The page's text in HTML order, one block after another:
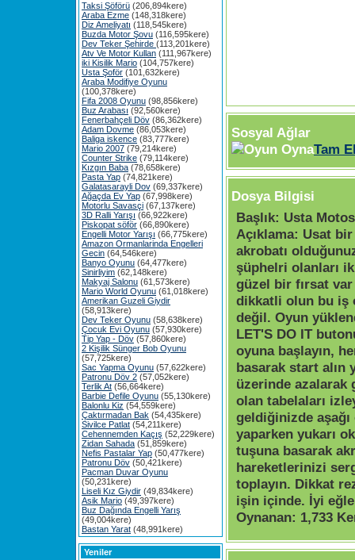
Taksi Şöförü (206,894kere)
Araba Ezme (148,318kere)
Diz Ameliyatı (118,545kere)
Buzda Motor Şovu (116,595kere)
Dev Teker Şehirde (113,201kere)
Atv Ve Motor Kullan (111,967kere)
iki Kisilik Mario (104,757kere)
Usta Şoför (101,632kere)
Araba Modifiye Oyunu
(100,378kere)
Fifa 2008 Oyunu (98,856kere)
Buz Arabası (92,560kere)
Fenerbahçeli Döv (86,362kere)
Adam Dovme (86,053kere)
Baliga iskence (83,777kere)
Mario 2007 (79,214kere)
Counter Strike (79,114kere)
Kızgın Baba (78,658kere)
Pasta Yap (74,821kere)
Galatasarayli Dov (69,337kere)
Ağaçda Ev Yap (67,998kere)
Motorlu Savasçi (67,137kere)
3D Ralli Yarışı (66,922kere)
Piskopat söför (66,890kere)
Engelli Motor Yarışı (66,775kere)
Amazon Ormanlarinda Engelleri
Gecin (64,546kere)
Banyo Oyunu (64,477kere)
Sinirliyim (62,148kere)
Makyaj Salonu (61,573kere)
Mario World Oyunu (61,018kere)
Amerikan Guzeli Giydir
(58,913kere)
Dev Teker Oyunu (58,638kere)
Çocuk Evi Oyunu (57,930kere)
Tip Yap - Döv (57,860kere)
2 Kişilik Sünger Bob Oyunu
(57,725kere)
Sac Yapma Oyunu (57,622kere)
Patronu Döv 2 (57,052kere)
Terlik At (56,664kere)
Barbie Defile Oyunu (55,130kere)
Balonlu Kiz (54,559kere)
Çaktırmadan Bak (54,435kere)
Sivilce Patlat (54,211kere)
Cehennemden Kaçış (52,229kere)
Zidan Sahada (51,859kere)
Nefis Pastalar Yap (50,477kere)
Patronu Döv (50,421kere)
Pacman Duvar Oyunu
(50,231kere)
Liseli Kız Giydir (49,834kere)
Asik Mario (49,397kere)
Buz Dağında Engelli Yarış
(49,004kere)
Bastan Yarat (48,991kere)
Yeniler
Sosyal Ağlar
Tam
Dosya Bilgisi
Başlık: Usta
Açıklama: Usat
akrobatı
şüphelri olanları
güzel bir fırsat
dikkatli olun bu iş
değil. Oyun
LET'S DO IT
oyuna başlayın,
basarak start alın
üzerinde azalarak
olan tabelaları
geldiğinizde
yaparken yukarı
tuşuna basarak
hareketlerinizi
toplayın. Dikkat
işin içinde. İyi
Oynanan: 1,733